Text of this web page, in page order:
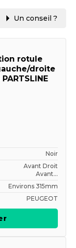
Un conseil ?
rotule
droite
Noir
Avant Droit
Avant...
Environs 315mm
PEUGEOT